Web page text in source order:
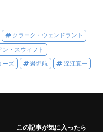
クラーク・ウェンドラント
ン・スウィフト
ーズ 岩堀航 深江真一
この記事が気に入ったら